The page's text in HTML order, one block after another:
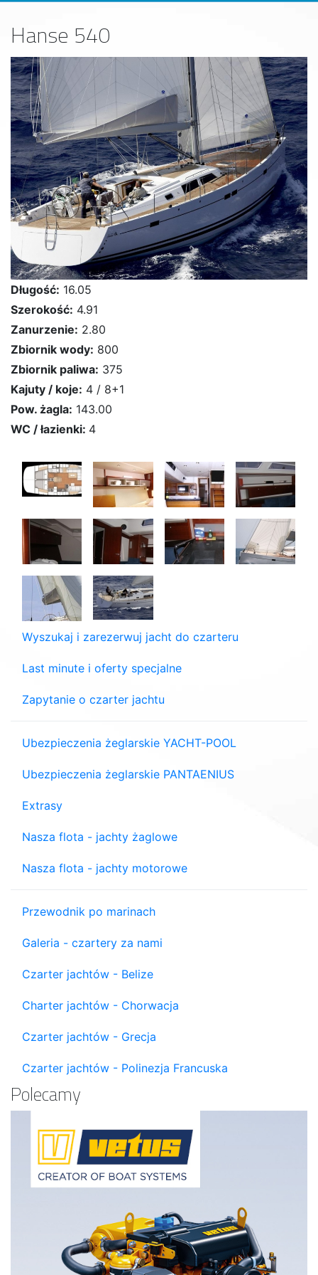
Hanse 540
Długość: 16.05
Szerokość: 4.91
Zanurzenie: 2.80
Zbiornik wody: 800
Zbiornik paliwa: 375
Kajuty / koje: 4 / 8+1
Pow. żagla: 143.00
WC / łazienki: 4
Wyszukaj i zarezerwuj jacht do czarteru
Last minute i oferty specjalne
Zapytanie o czarter jachtu
Ubezpieczenia żeglarskie YACHT-POOL
Ubezpieczenia żeglarskie PANTAENIUS
Extrasy
Nasza flota - jachty żaglowe
Nasza flota - jachty motorowe
Przewodnik po marinach
Galeria - czartery za nami
Czarter jachtów - Belize
Charter jachtów - Chorwacja
Czarter jachtów - Grecja
Czarter jachtów - Polinezja Francuska
Polecamy